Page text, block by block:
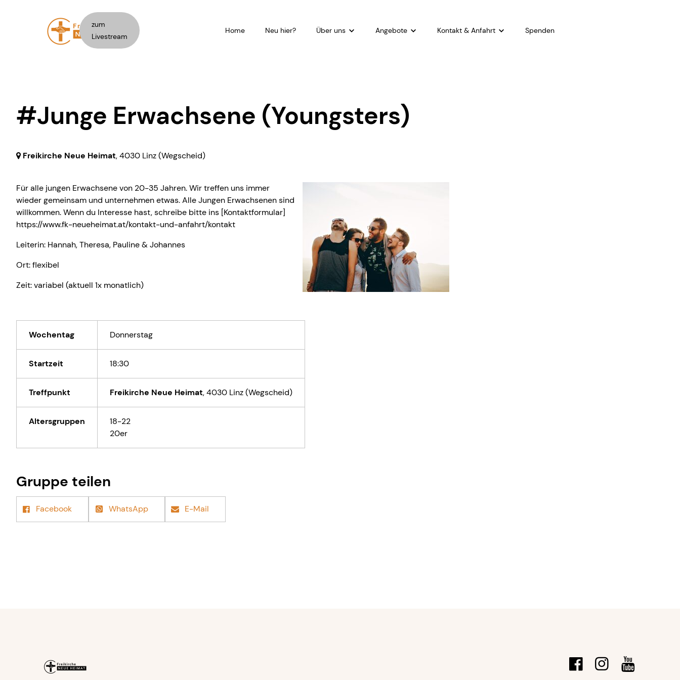
zum
Livestream
Home Neu hier? Über uns
Das ist unser Team
Angebote
Gebet
Kontakt & Anfahrt Spenden
#Junge Erwachsene (Youngsters)
Freikirche Neue Heimat,4030 Linz(Wegscheid)
Für alle jungen Erwachsene von 20-35 Jahren. Wir treffen uns immer
wieder gemeinsam und unternehmen etwas. Alle Jungen Erwachsenen sind
willkommen. Wenn du Interesse hast, schreibe bitte ins [Kontaktformular]
https://www.fk-neueheimat.at/kontakt-und-anfahrt/kontakt
Leiterin: Hannah, Theresa, Pauline & Johannes
Ort: flexibel
Zeit: variabel (aktuell 1x monatlich)
Wochentag Donnerstag
Startzeit 18:30
Treffpunkt Freikirche Neue Heimat,4030 Linz(Wegscheid)
Altersgruppen
18-22
20er
Gruppe teilen
Facebook WhatsApp E-Mail